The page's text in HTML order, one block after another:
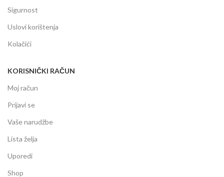
Sigurnost
Uslovi korištenja
Kolačići
KORISNIČKI RAČUN
Moj račun
Prijavi se
Vaše narudžbe
Lista želja
Uporedi
Shop